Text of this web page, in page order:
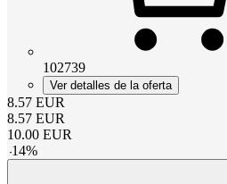
102739
Ver detalles de la oferta
8.57 EUR
8.57 EUR
10.00 EUR
-14%